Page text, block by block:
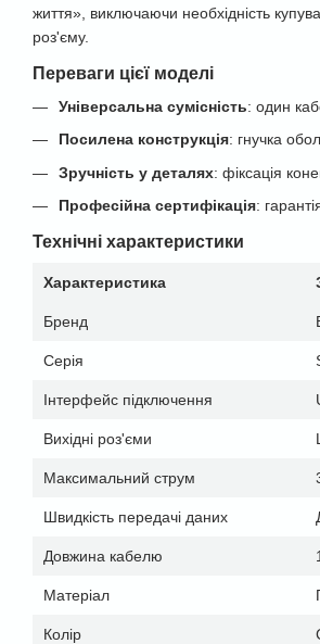
життя», виключаючи необхідність
роз'єму.
Переваги цієї моделі
Універсальна сумісність: один
Посилена конструкція: гнучка
Зручність у деталях: фіксація
Професійна сертифікація:
Технічні характеристики
Характеристика
Бренд
Серія
Інтерфейс підключення
Вихідні роз'єми
Максимальний струм
Швидкість передачі даних
Довжина кабелю
Матеріал
Колір